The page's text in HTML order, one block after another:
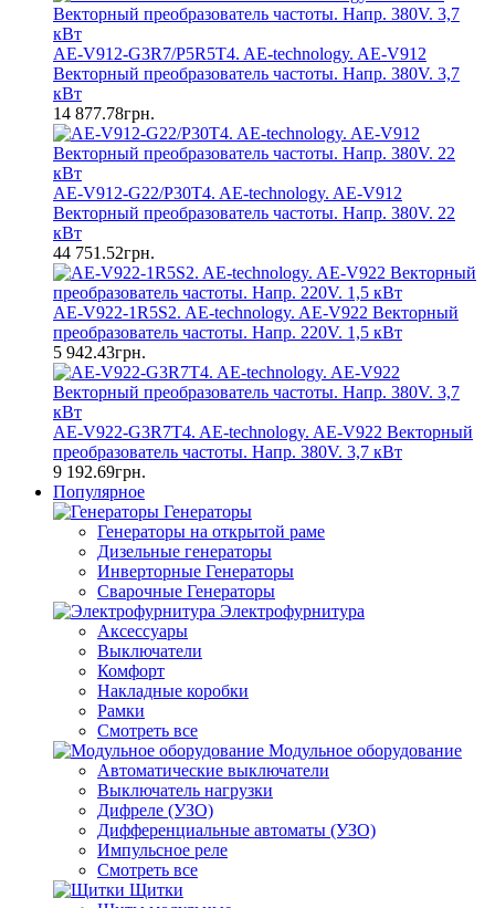
AE-V912-G3R7/P5R5T4. AE-technology. AE-V912
Векторный преобразователь частоты. Напр. 380V. 3,7
кВт
14 877.78грн.
AE-V912-G22/P30T4. AE-technology. AE-V912
Векторный преобразователь частоты. Напр. 380V. 22
кВт
44 751.52грн.
AE-V922-1R5S2. AE-technology. AE-V922 Векторный
преобразователь частоты. Напр. 220V. 1,5 кВт
5 942.43грн.
AE-V922-G3R7T4. AE-technology. AE-V922 Векторный
преобразователь частоты. Напр. 380V. 3,7 кВт
9 192.69грн.
Популярное
Генераторы
Генераторы на открытой раме
Дизельные генераторы
Инверторные Генераторы
Сварочные Генераторы
Электрофурнитура
Аксессуары
Выключатели
Комфорт
Накладные коробки
Рамки
Смотреть все
Модульное оборудование
Автоматические выключатели
Выключатель нагрузки
Дифреле (УЗО)
Дифференциальные автоматы (УЗО)
Импульсное реле
Смотреть все
Щитки